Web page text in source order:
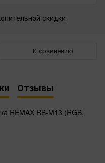
скидки
К сравнению
Отзывы